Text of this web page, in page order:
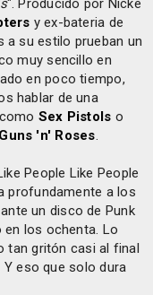
". Producido por Nicke
y ex-bateria de
a su estilo prueban un
muy sencillo en
en poco tiempo,
hablar de una
Sex Pistols o
Guns 'n' Roses.
People Like People
profundamente a los
un disco de Punk
en los ochenta. Lo
tan gritón casi al final
eso que solo dura